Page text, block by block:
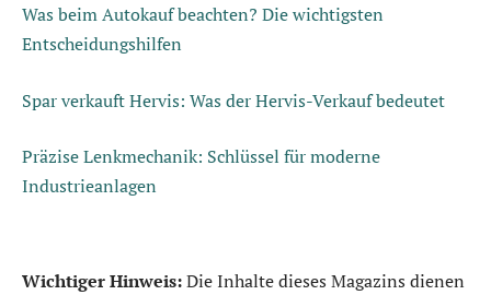
Was beim Autokauf beachten? Die wichtigsten
Entscheidungshilfen
Spar verkauft Hervis: Was der Hervis-Verkauf bedeutet
Präzise Lenkmechanik: Schlüssel für moderne
Industrieanlagen
Wichtiger Hinweis:Die Inhalte dieses Magazins dienen